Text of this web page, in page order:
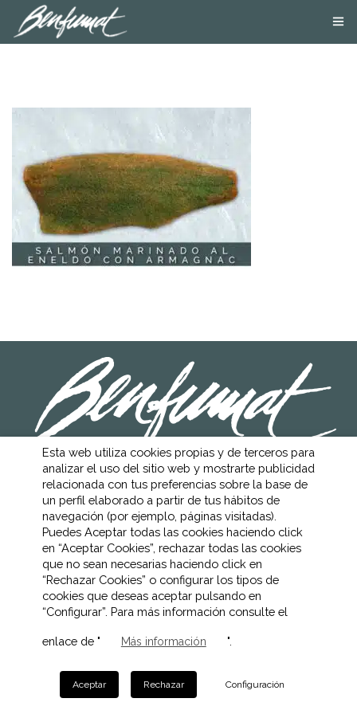
TIENDA ONLINE
AVISO LEGAL
POLÍTICA DE COOKIES
POLÍTICA DE PRIVACIDAD
CANAL ÉTICO
Esta web utiliza cookies propias y de terceros para
analizar el uso del sitio web y mostrarte publicidad
relacionada con tus preferencias sobre la base de
un perfil elaborado a partir de tus hábitos de
navegación (por ejemplo, páginas visitadas).
Puedes Aceptar todas las cookies haciendo click
en “Aceptar Cookies”, rechazar todas las cookies
que no sean necesarias haciendo click en
“Rechazar Cookies” o configurar los tipos de
cookies que deseas aceptar pulsando en
“Configurar”. Para más información consulte el
enlace de " Más información ".
Aceptar Rechazar Configuración